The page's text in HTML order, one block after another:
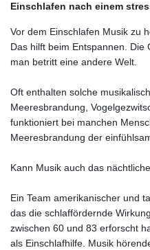
Einschlafen nach einem
Vor dem Einschlafen Musik zu
Das hilft beim Entspannen. Die
man betritt eine andere Welt.
Oft enthalten solche
Meeresbrandung,
funktioniert bei manchen
Meeresbrandung der
Kann Musik auch das
Ein Team amerikanischer und
das die schlaffördernde
zwischen 60 und 83 erforscht
als Einschlafhilfe. Musik